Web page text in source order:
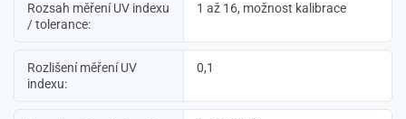
Rozsah měření UV indexu
/ tolerance:
1 až 16, možnost kalibrace
Rozlišení měření UV
indexu:
0,1